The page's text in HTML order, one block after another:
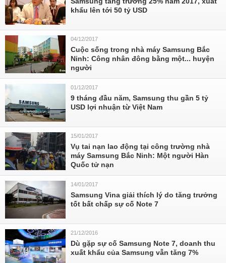
khẩu lên tới 50 tỷ USD
04/12/2017
Cuộc sống trong nhà máy Samsung Bắc
Ninh: Công nhân đông bằng một... huyện
người
01/12/2017
9 tháng đầu năm, Samsung thu gần 5 tỷ
USD lợi nhuận từ Việt Nam
15/01/2017
Vụ tai nạn lao động tại công trường nhà
máy Samsung Bắc Ninh: Một người Hàn
Quốc tử nạn
14/01/2017
Samsung Vina giải thích lý do tăng trưởng
tốt bất chấp sự cố Note 7
21/12/2016
Dù gặp sự cố Samsung Note 7, doanh thu
xuất khẩu của Samsung vẫn tăng 7%